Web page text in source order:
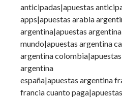
anticipadas|apuestas
apps|apuestas arabia
argentina|apuestas
mundo|apuestas argentina
argentina
argentina
españa|apuestas argentina
francia cuanto